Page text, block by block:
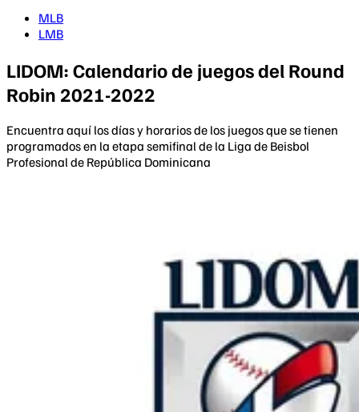
MLB
LMB
LIDOM: Calendario de juegos del Round
Robin 2021-2022
Encuentra aquí los días y horarios de los juegos que se tienen
programados en la etapa semifinal de la Liga de Beisbol
Profesional de República Dominicana